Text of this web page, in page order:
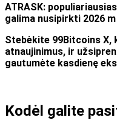
ATRASK:
galima nusipirkti 2026 m
Stebėkite 99Bitcoins X,
atnaujinimus, ir
gautumėte kasdienę
Kodėl galite